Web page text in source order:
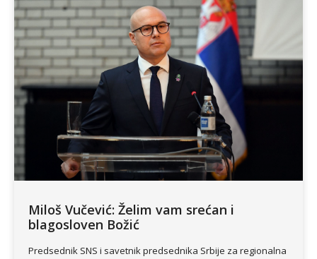
Miloš Vučević: Želim vam srećan i
blagosloven Božić
Predsednik SNS i savetnik predsednika Srbije za regionalna